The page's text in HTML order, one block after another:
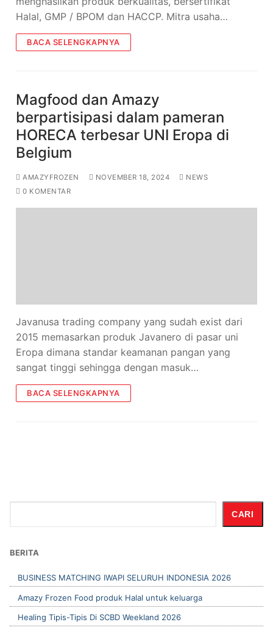
Halal, GMP / BPOM dan HACCP. Mitra usaha…
BACA SELENGKAPNYA
Magfood dan Amazy
berpartisipasi dalam pameran
HORECA terbesar UNI Eropa di
Belgium
AMAZYFROZEN NOVEMBER 18, 2024
NEWS
0 KOMENTAR
Javanusa trading company yang sudah exist dari
2015 memasarkan produk Javanero di pasar uni
Eropa dimana standar keamanan pangan yang
sangat tinggi sehingga dengan masuk…
BACA SELENGKAPNYA
CARI
BERITA
BUSINESS MATCHING IWAPI SELURUH INDONESIA 2026
Amazy Frozen Food produk Halal untuk keluarga
Healing Tipis-Tipis Di SCBD Weekland 2026